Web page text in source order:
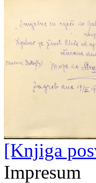
[Knjiga
Impresum